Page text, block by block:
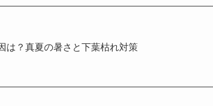
は？真夏の暑さと下葉枯れ対策